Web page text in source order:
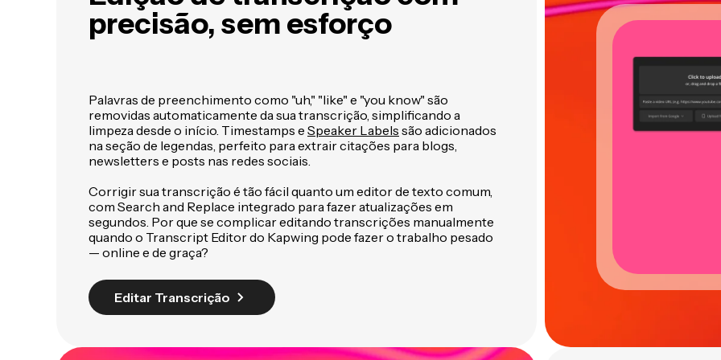
precisão, sem esforço
Palavras de preenchimento como "uh," "like" e "you know" são
removidas automaticamente da sua transcrição, simplificando a
limpeza desde o início. Timestamps e Speaker Labels são adicionados
na seção de legendas, perfeito para extrair citações para blogs,
newsletters e posts nas redes sociais.
Corrigir sua transcrição é tão fácil quanto um editor de texto comum,
com Search and Replace integrado para fazer atualizações em
segundos. Por que se complicar editando transcrições manualmente
quando o Transcript Editor do Kapwing pode fazer o trabalho pesado
— online e de graça?
Editar Transcrição